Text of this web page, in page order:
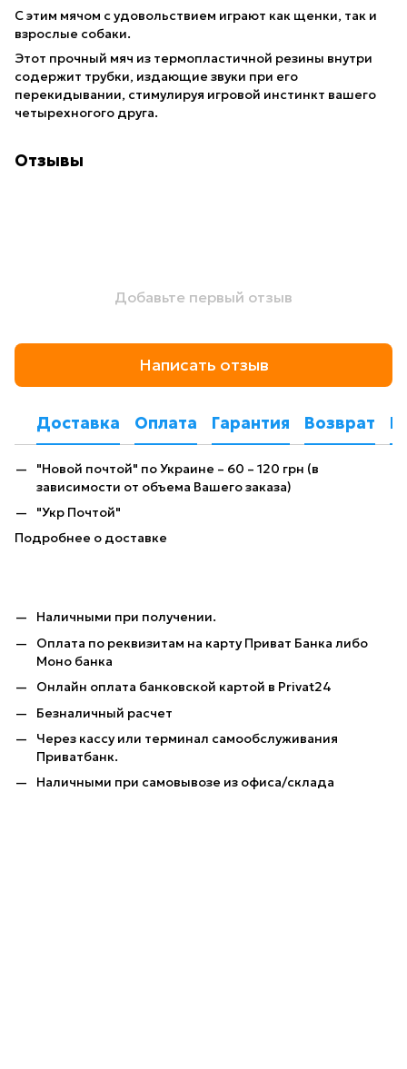
С этим мячом с удовольствием играют как щенки, так и
взрослые собаки.
Этот прочный мяч из термопластичной резины внутри
содержит трубки, издающие звуки при его
перекидывании, стимулируя игровой инстинкт вашего
четырехногого друга.
Отзывы
Добавьте первый отзыв
Написать отзыв
Доставка Оплата Гарантия Возврат
"Новой почтой" по Украине – 60 – 120 грн (в
зависимости от объема Вашего заказа)
"Укр Почтой"
Подробнее о доставке
Наличными при получении.
Оплата по реквизитам на карту Приват Банка либо
Моно банка
Онлайн оплата банковской картой в Privat24
Безналичный расчет
Через кассу или терминал самообслуживания
Приватбанк.
Наличными при самовывозе из офиса/склада